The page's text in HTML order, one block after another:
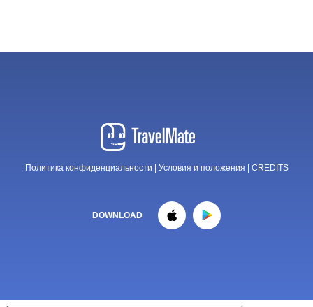
Политика конфиденциальности Условия и положения CREDITS
DOWNLOAD